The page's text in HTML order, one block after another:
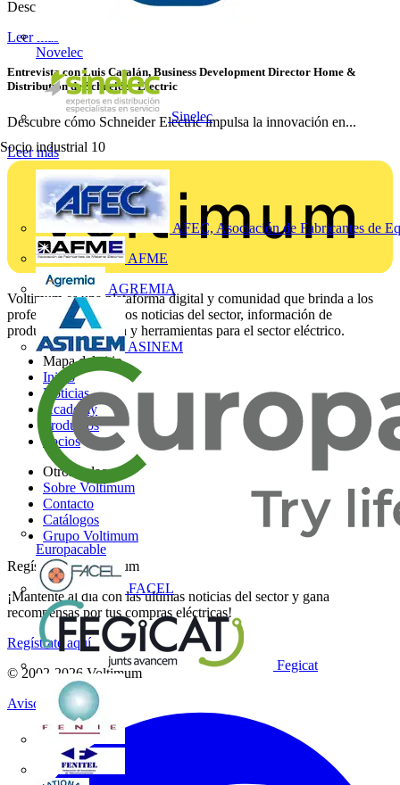
Novelec
Sinelec
Socio industrial 10
AFEC, Asociación de Fabricantes de
AFME
AGREMIA
ASINEM
Europacable
FACEL
Fegicat
Descubre cómo las protecciones inteligentes de Chint...
Leer más
Entrevista con Luis Catalán, Business Development Director Home &
Distribution de Schneider Electric
Descubre cómo Schneider Electric impulsa la innovación en...
Leer más
Voltimum es una plataforma digital y comunidad que brinda a los
profesionales eléctricos noticias del sector, información de
productos, formación y herramientas para el sector eléctrico.
Mapa del sitio
Inicio
Noticias
Academy
Productos
Socios
Otros enlaces
Sobre Voltimum
Contacto
Catálogos
Grupo Voltimum
Regístrate en Voltimum
¡Mantente al día con las últimas noticias del sector y gana
recompensas por tus compras eléctricas!
Regístrate aquí
© 2002- 2026 Voltimum
Aviso legal